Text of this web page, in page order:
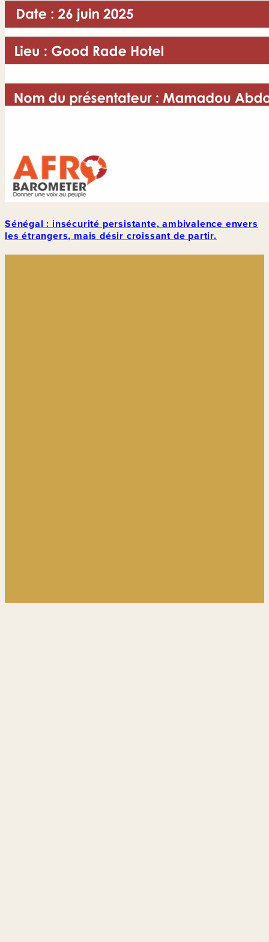
Sénégal : insécurité persistante, ambivalence envers
les étrangers, mais désir croissant de partir.